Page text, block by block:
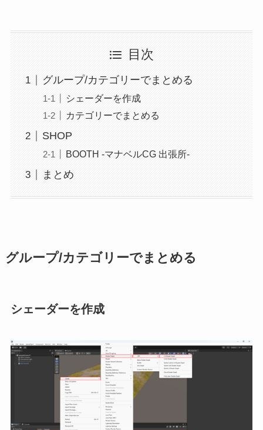
目次
グループ/カテゴリーでまとめる
シェーダーを作成
カテゴリーでまとめる
SHOP
BOOTH -マナベルCG 出張所-
まとめ
グループ/カテゴリーでまとめる
シェーダーを作成